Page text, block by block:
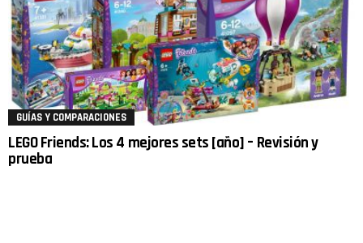
GUÍAS Y COMPARACIONES
LEGO Friends: Los 4 mejores sets [año] – Revisión y
prueba